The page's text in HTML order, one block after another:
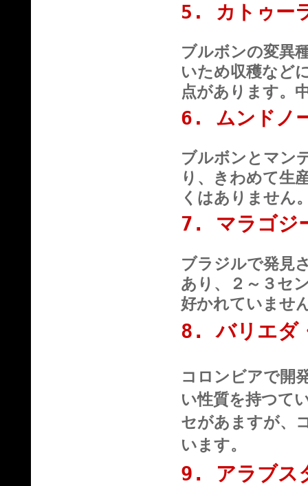
5. カトゥー
ブルボンの変異
いため収穫など
点があります。
6. ムンドノ
ブルボンとマン
り、きわめて生
くはありません
7. マラゴジ
ブラジルで発見
あり、２～３セ
好かれていませ
8. バリエダ
コロンビアで開
い性質を持つて
セがあますが、
います。
9. アラブス